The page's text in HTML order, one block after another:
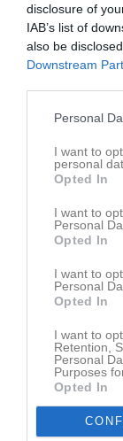
disclosure of
IAB’s list of
also be
Downstream
Personal
I want to
personal
Opted In
I want to
Personal
Opted In
I want to
Personal
Opted In
I want to
Retention,
Personal
Purposes
Opted In
Du
Nyheter från
Schema för
Byta
SIF-dagen 2026!